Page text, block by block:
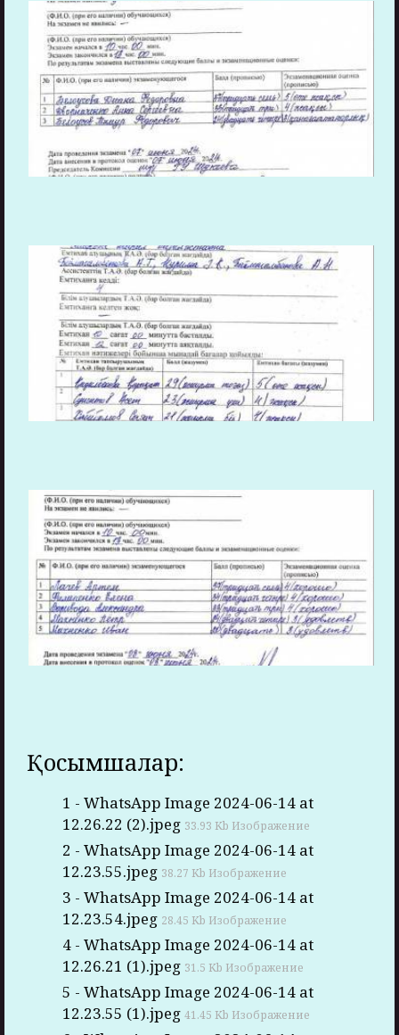
Қосымшалар:
1 - WhatsApp Image 2024-06-14 at
12.26.22 (2).jpeg 33.93 Kb Изображение
2 - WhatsApp Image 2024-06-14 at
12.23.55.jpeg 38.27 Kb Изображение
3 - WhatsApp Image 2024-06-14 at
12.23.54.jpeg 28.45 Kb Изображение
4 - WhatsApp Image 2024-06-14 at
12.26.21 (1).jpeg 31.5 Kb Изображение
5 - WhatsApp Image 2024-06-14 at
12.23.55 (1).jpeg 41.45 Kb Изображение